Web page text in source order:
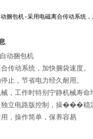
捆包机-采用电磁离合传动系统，
动捆包机
传动系统，加快捆袋速度。
止，节省电力经久耐用。
，工作时特别宁静机械寿命
独立电路版控制，操���稳
用，操作简单，保养容易